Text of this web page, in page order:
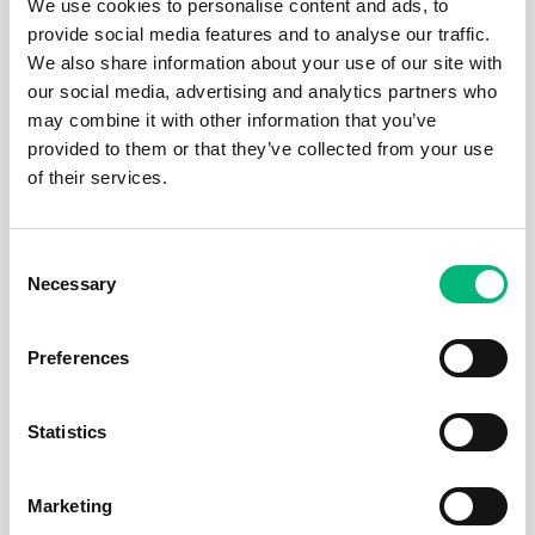
We use cookies to personalise content and ads, to
provide social media features and to analyse our traffic.
We also share information about your use of our site with
our social media, advertising and analytics partners who
may combine it with other information that you’ve
provided to them or that they’ve collected from your use
of their services.
Selection
Necessary
Preferences
Statistics
Marketing
Byggarbetare med inriktning mot betong och
armering
GV Stars Bemanning AB
Montörer sökes till Hammar Maskin!
Nr.1 Personalpartner AB
NearYou Sverige AB
Vi söker svetsare till Hammar Maskin!
Lackerare sökes till Hammar Maskin!